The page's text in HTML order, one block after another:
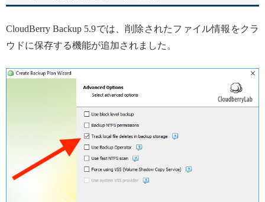
CloudBerry Backup 5.9では、削除されたファイル情報をクラ
ウドに保存する機能が追加されました。